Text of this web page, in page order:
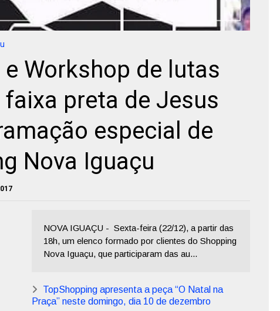
Workshop de lutas
preta de Jesus
especial de
Nova Iguaçu
NOVA IGUAÇU - Sexta-feira (22/12), a partir das
18h, um elenco formado por clientes do Shopping
Nova Iguaçu, que participaram das au...
TopShopping apresenta a peça “O Natal na
Praça” neste domingo, dia 10 de dezembro